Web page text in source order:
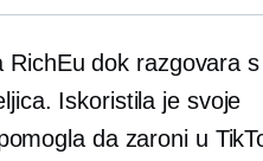
RichEu dok razgovara s
Iskoristila je svoje
da zaroni u